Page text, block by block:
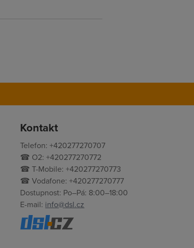
Kontakt
Telefon: +420277270707
☎ O2: +420277270772
☎ T-Mobile: +420277270773
☎ Vodafone: +420277270777
Dostupnost: Po–Pá: 8:00–18:00
E-mail: info@dsl.cz